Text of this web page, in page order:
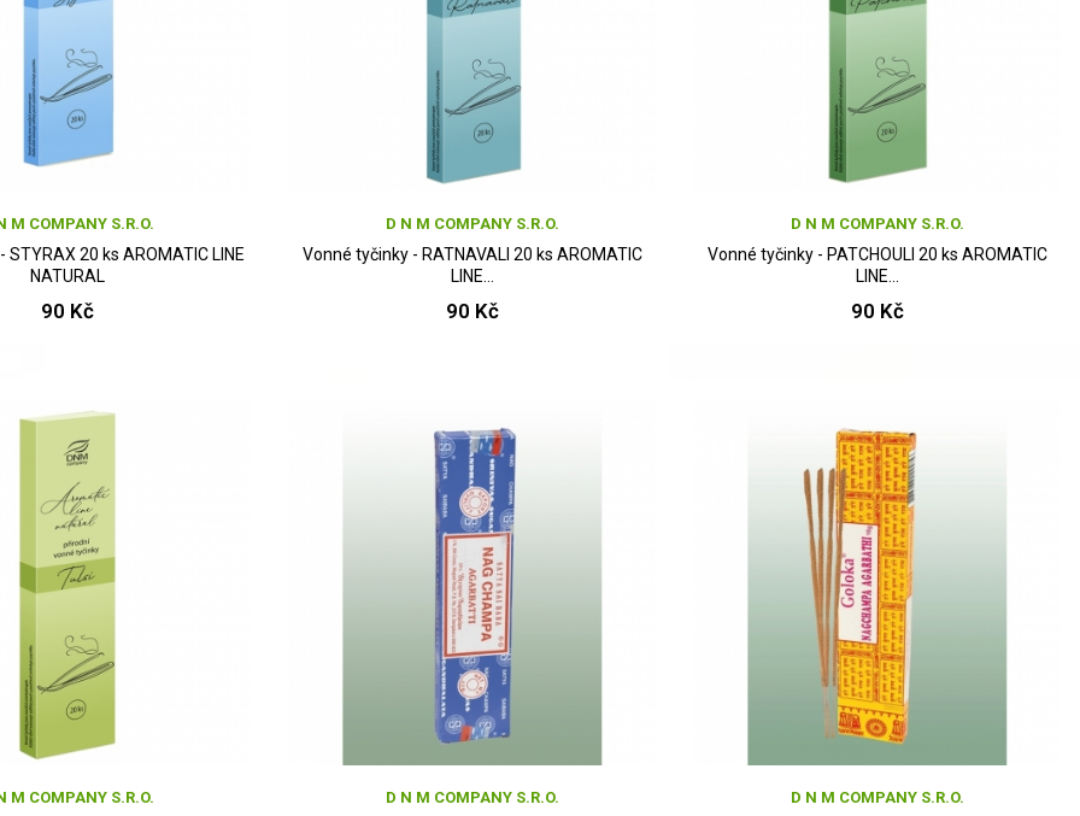
M COMPANY S.R.O.
20 ks AROMATIC LINE
NATURAL
90 Kč
D N M COMPANY S.R.O.
Vonné tyčinky - RATNAVALI 20 ks AROMATIC
LINE...
90 Kč
D N M COMPANY S.R.O.
Vonné tyčinky - PATCHOULI 20 ks AROMATIC
LINE...
90 Kč
M COMPANY S.R.O. D N M COMPANY S.R.O. D N M COMPANY S.R.O.